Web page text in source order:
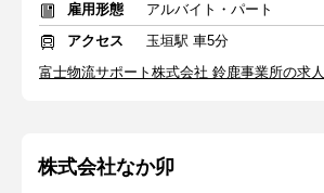
雇用形態
アルバイト・パート
アクセス
玉垣駅 車5分
富士物流サポート株式会社 鈴鹿事業所の求
株式会社なか卯